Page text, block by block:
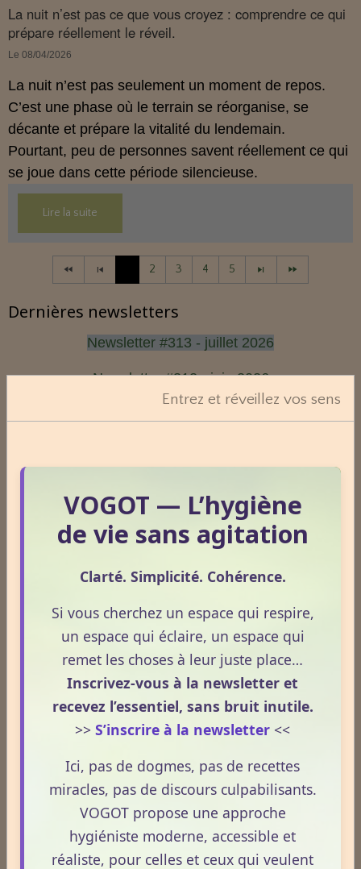
La nuit n’est pas ce que vous croyez : comprendre ce qui
prépare réellement le réveil.
Le 08/04/2026
La nuit n’est pas seulement un moment de repos.
C’est une phase où le terrain se réorganise, se
décante et prépare la vitalité du lendemain.
Pourtant, peu de personnes savent réellement ce qui
se joue dans cette période silencieuse.
Lire la suite
2 3 4 5
Dernières newsletters
Newsletter #313 - juillet 2026
Newsletter #312 - juin 2026
ESPACE PUBLICITAIRE
Format : 300 × 600 px
Emplacement disponible
Cliquez ici pour consulter les
tarifs.
Entrez et réveillez vos sens
VOGOT — L’hygiène
de vie sans agitation
Clarté. Simplicité. Cohérence.
Si vous cherchez un espace qui respire,
un espace qui éclaire, un espace qui
remet les choses à leur juste place…
Inscrivez-vous à la newsletter et
recevez l’essentiel, sans bruit inutile.
>> S’inscrire à la newsletter <<
Ici, pas de dogmes, pas de recettes
miracles, pas de discours culpabilisants.
VOGOT propose une approche
hygiéniste moderne, accessible et
réaliste, pour celles et ceux qui veulent